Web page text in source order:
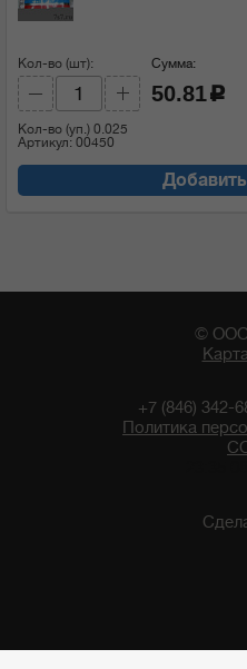
Кол-во (шт):
Кол-во (уп.) 0.025
Артикул: 00450
Сумма:
50.81 c
©
+7 (846) 342-
Политика